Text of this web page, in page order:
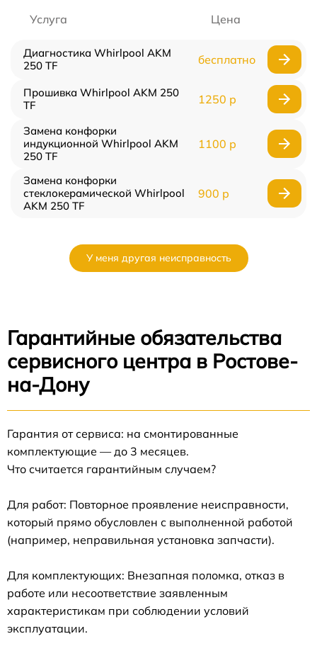
Услуга Цена
Диагностика Whirlpool AKM
250 TF
бесплатно
Прошивка Whirlpool AKM 250
TF
1250 р
Замена конфорки
индукционной Whirlpool AKM
250 TF
1100 р
Замена конфорки
стеклокерамической Whirlpool
AKM 250 TF
900 р
У меня другая неисправность
Гарантийные обязательства
сервисного центра в Ростове-
на-Дону
Гарантия от сервиса: на смонтированные
комплектующие — до 3 месяцев.
Что считается гарантийным случаем?
Для работ: Повторное проявление неисправности,
который прямо обусловлен с выполненной работой
(например, неправильная установка запчасти).
Для комплектующих: Внезапная поломка, отказ в
работе или несоответствие заявленным
характеристикам при соблюдении условий
эксплуатации.